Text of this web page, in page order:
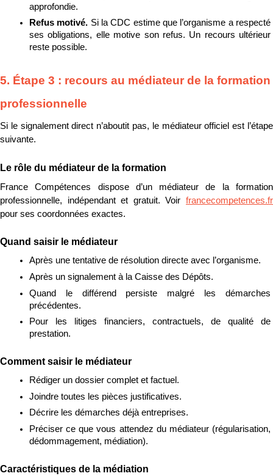
approfondie.
Refus motivé. Si la CDC estime que l’organisme a respecté
ses obligations, elle motive son refus. Un recours ultérieur
reste possible.
5. Étape 3 : recours au médiateur de la formation
professionnelle
Si le signalement direct n’aboutit pas, le médiateur officiel est l’étape
suivante.
Le rôle du médiateur de la formation
France Compétences dispose d’un médiateur de la formation
professionnelle, indépendant et gratuit. Voir francecompetences.fr
pour ses coordonnées exactes.
Quand saisir le médiateur
Après une tentative de résolution directe avec l’organisme.
Après un signalement à la Caisse des Dépôts.
Quand le différend persiste malgré les démarches
précédentes.
Pour les litiges financiers, contractuels, de qualité de
prestation.
Comment saisir le médiateur
Rédiger un dossier complet et factuel.
Joindre toutes les pièces justificatives.
Décrire les démarches déjà entreprises.
Préciser ce que vous attendez du médiateur (régularisation,
dédommagement, médiation).
Caractéristiques de la médiation